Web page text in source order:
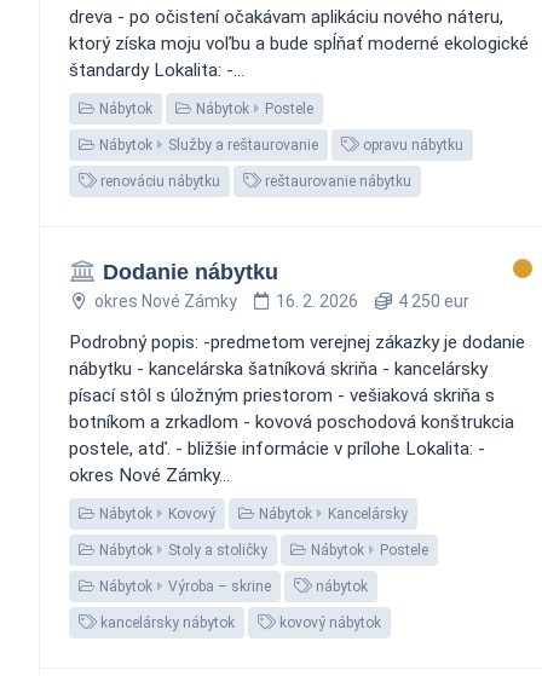
dreva - po očistení očakávam aplikáciu nového náteru,
ktorý získa moju voľbu a bude spĺňať moderné ekologické
štandardy Lokalita: -...
Nábytok Nábytok Postele
Nábytok Služby a reštaurovanie opravu nábytku
renováciu nábytku reštaurovanie nábytku
Dodanie nábytku
okres Nové Zámky 16. 2. 2026 4 250 eur
Podrobný popis: -predmetom verejnej zákazky je dodanie
nábytku - kancelárska šatníková skriňa - kancelársky
písací stôl s úložným priestorom - vešiaková skriňa s
botníkom a zrkadlom - kovová poschodová konštrukcia
postele, atď. - bližšie informácie v prílohe Lokalita: -
okres Nové Zámky...
Nábytok Kovový Nábytok Kancelársky
Nábytok Stoly a stoličky Nábytok Postele
Nábytok Výroba – skrine nábytok
kancelársky nábytok kovový nábytok